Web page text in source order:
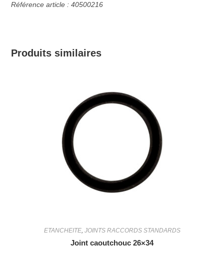
Référence article : 40500216
Produits similaires
ETANCHEITE, JOINTS RACCORDS STANDARDS
Joint caoutchouc 26×34